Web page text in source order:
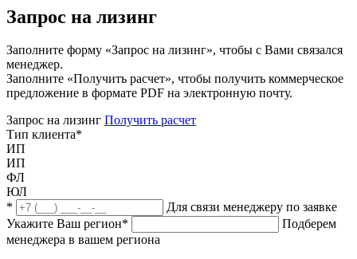
Запрос на лизинг
Заполните форму «Запрос на лизинг», чтобы с Вами связался
менеджер.
Заполните «Получить расчет», чтобы получить коммерческое
предложение в формате PDF на электронную почту.
Запрос на лизинг Получить расчет
Тип клиента*
ИП
ИП
ФЛ
ЮЛ
*
Для связи менеджеру по заявке
Укажите Ваш регион*
Подберем
менеджера в вашем региона